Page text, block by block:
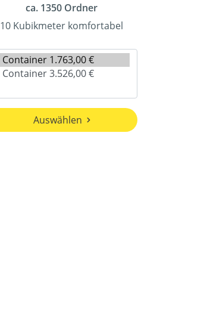
ca. 1350 Ordner
10 Kubikmeter komfortabel
Auswählen